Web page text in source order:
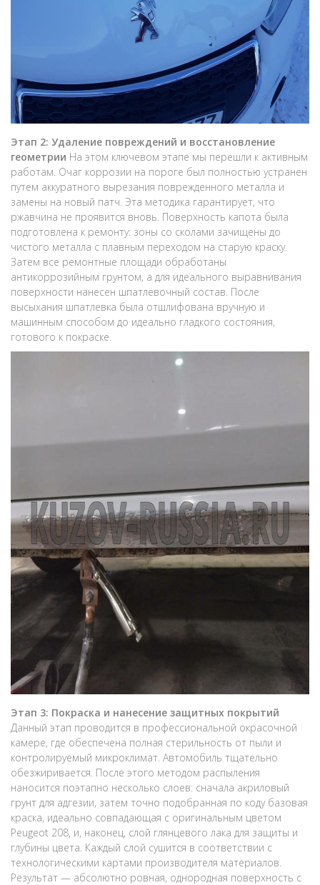
Этап 2: Удаление повреждений и восстановление
геометрии На этом ключевом этапе мы перешли к активным
работам. Очаг коррозии на пороге был полностью устранен
путем аккуратного вырезания поврежденного металла и
замены на новый патч. Эта методика гарантирует, что
ржавчина не проявится вновь. Поверхность капота была
подготовлена к ремонту: зоны со сколами зачищены до
чистого металла с плавным переходом на старую краску.
Затем все ремонтные площади обработаны
антикоррозийным грунтом, а для идеального выравнивания
поверхности нанесен шпатлевочный состав. После
высыхания шпатлевка была отшлифована вручную и
машинным способом до идеально гладкого состояния,
готового к покраске.
Этап 3: Покраска и нанесение защитных покрытий
Данный этап проводится в профессиональной окрасочной
камере, где обеспечена полная стерильность от пыли и
контролируемый микроклимат. Автомобиль тщательно
обезжиривается. После этого методом распыления
наносится поэтапно несколько слоев: сначала акриловый
грунт для адгезии, затем точно подобранная по коду базовая
краска, идеально совпадающая с оригинальным цветом
Peugeot 208, и, наконец, слой глянцевого лака для защиты и
глубины цвета. Каждый слой сушится в соответствии с
технологическими картами производителя материалов.
Результат — абсолютно ровная, однородная поверхность с